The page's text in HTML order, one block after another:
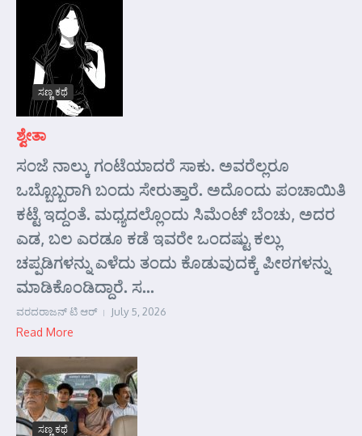
ಸಣ್ಣ ಕಥೆ
ಶ್ವೇತಾ
ಸಂಜೆ ನಾಲ್ಕು ಗಂಟೆಯಾದರೆ ಸಾಕು. ಅವರೆಲ್ಲರೂ
ಒಬ್ಬೊಬ್ಬರಾಗಿ ಬಂದು ಸೇರುತ್ತಾರೆ. ಅದೊಂದು ಪಂಚಾಯಿತಿ
ಕಟ್ಟೆ ಇದ್ದಂತೆ. ಮಧ್ಯದಲ್ಲೊಂದು ಸಿಮೆಂಟ್ ಬೆಂಚು, ಅದರ
ಎಡ, ಬಲ ಎರಡೂ ಕಡೆ ಇವರೇ ಒಂದಷ್ಟು ಕಲ್ಲು
ಚಪ್ಪಡಿಗಳನ್ನು ಎಳೆದು ತಂದು ಕೊಡುವುದಕ್ಕೆ ಪೀಠಗಳನ್ನು
ಮಾಡಿಕೊಂಡಿದ್ದಾರೆ. ಸ...
ವರದರಾಜನ್ ಟಿ ಆರ್ July 5, 2026
Read More
ಸಣ್ಣ ಕಥೆ